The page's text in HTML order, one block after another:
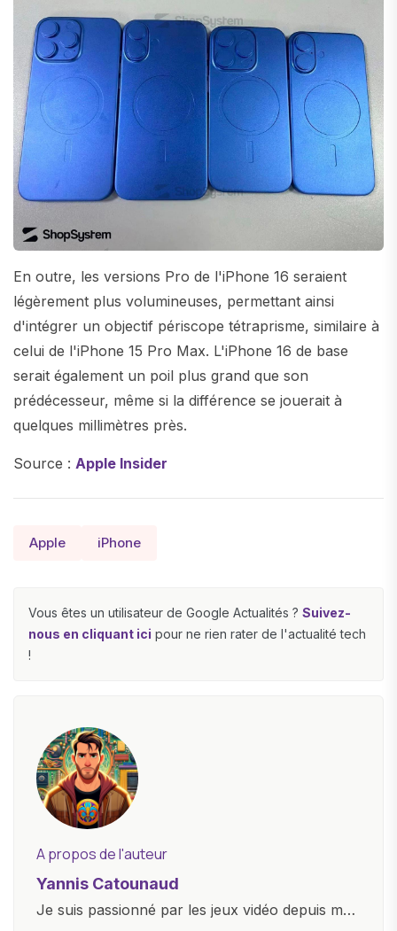
En outre, les versions Pro de l'iPhone 16 seraient
légèrement plus volumineuses, permettant ainsi
d'intégrer un objectif périscope tétraprisme, similaire à
celui de l'iPhone 15 Pro Max. L'iPhone 16 de base
serait également un poil plus grand que son
prédécesseur, même si la différence se jouerait à
quelques millimètres près.
Source : Apple Insider
Apple iPhone
Vous êtes un utilisateur de Google Actualités ? Suivez-
nous en cliquant ici pour ne rien rater de l'actualité tech
!
A propos de l'auteur
Yannis Catounaud
Je suis passionné par les jeux vidéo depuis mon